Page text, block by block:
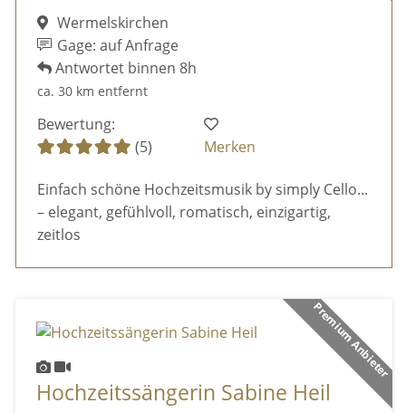
Wermelskirchen
Gage: auf Anfrage
Antwortet binnen 8h
ca. 30 km entfernt
Bewertung:
(5)
Merken
Einfach schöne Hochzeitsmusik by simply Cello...
– elegant, gefühlvoll, romatisch, einzigartig,
zeitlos
Premium Anbieter
Hochzeitssängerin Sabine Heil